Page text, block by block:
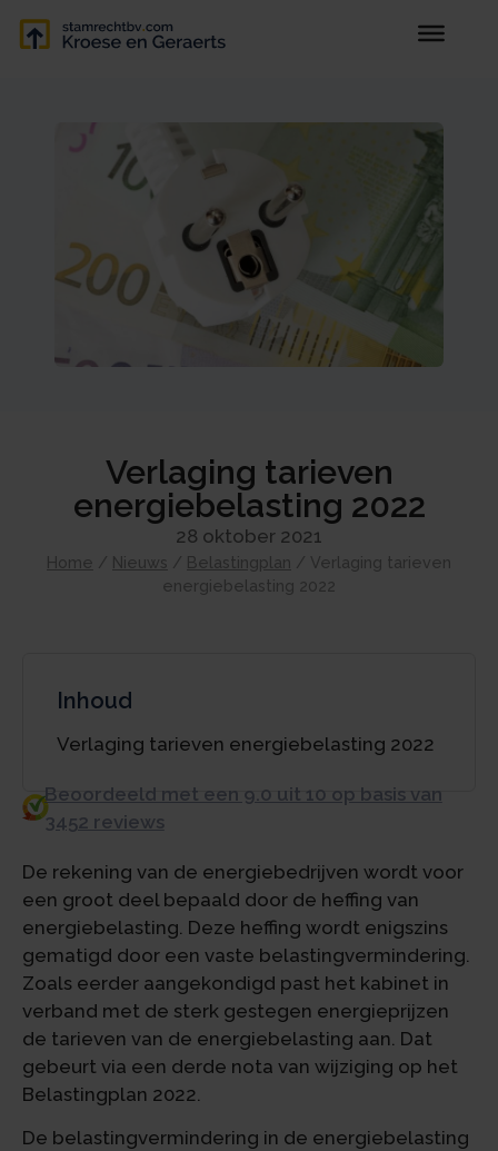
Verlaging tarieven
energiebelasting 2022
28 oktober 2021
Home / Nieuws / Belastingplan / Verlaging tarieven
energiebelasting 2022
Inhoud
Verlaging tarieven energiebelasting 2022
Beoordeeld met een 9.0 uit 10 op basis van
3452 reviews
De rekening van de energiebedrijven wordt voor
een groot deel bepaald door de heffing van
energiebelasting. Deze heffing wordt enigszins
gematigd door een vaste belastingvermindering.
Zoals eerder aangekondigd past het kabinet in
verband met de sterk gestegen energieprijzen
de tarieven van de energiebelasting aan. Dat
gebeurt via een derde nota van wijziging op het
Belastingplan 2022.
De belastingvermindering in de energiebelasting